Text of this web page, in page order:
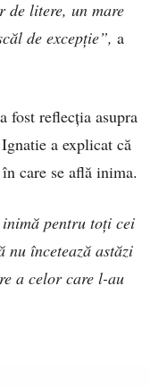
de litere, un mare
de excepție”, a
fost reflecția asupra
a explicat că
care se află inima.
pentru toți cei
nu încetează astăzi
a celor care l-au